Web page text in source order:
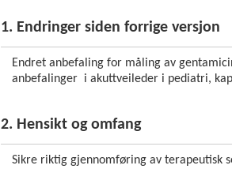
1. Endringer siden forrige versjon
Endret anbefaling for måling av
anbefalinger i akuttveileder i pediatri,
2. Hensikt og omfang
Sikre riktig gjennomføring av terapeutisk